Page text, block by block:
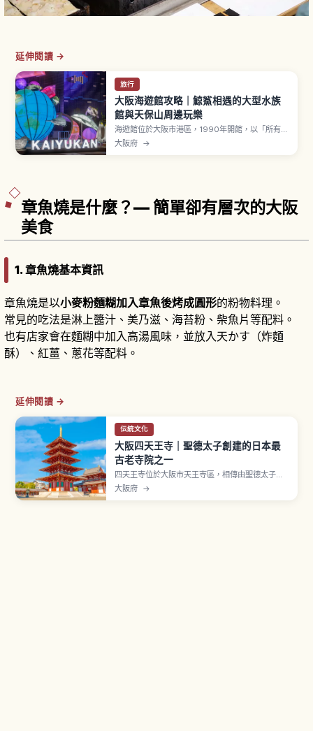
延伸閱讀 →
旅行
大阪海遊館攻略｜鯨鯊相遇的大型水族
館與天保山周邊玩樂
海遊館位於大阪市港區，1990年開館，以「所有事
物彼此相連」為概念，重現環太平洋海域展示，能
大阪府 →
章魚燒是什麼？— 簡單卻有層次的大阪
美食
1. 章魚燒基本資訊
章魚燒是以小麥粉麵糊加入章魚後烤成圓形的粉物料理。
常見的吃法是淋上醬汁、美乃滋、海苔粉、柴魚片等配料。
也有店家會在麵糊中加入高湯風味，並放入天かす（炸麵
酥）、紅薑、蔥花等配料。
延伸閱讀 →
伝統文化
大阪四天王寺｜聖德太子創建的日本最
古老寺院之一
四天王寺位於大阪市天王寺區，相傳由聖德太子於
推古天皇元年（593年）建立，是日本佛法最早官
寺，現為和宗總本山。中心伽藍以南北一直線排列
大阪府 →